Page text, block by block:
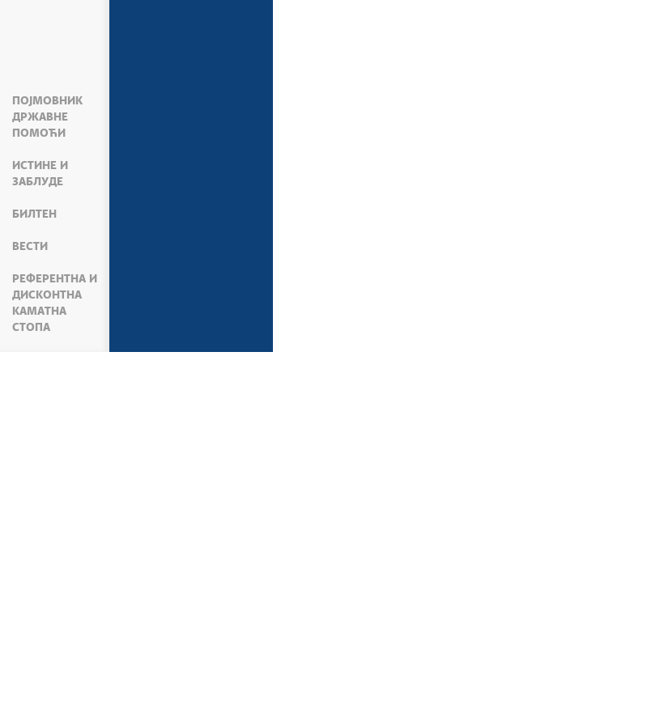
ПОЈМОВНИК
ДРЖАВНЕ
ПОМОЋИ
ИСТИНЕ И
ЗАБЛУДЕ
БИЛТЕН
ВЕСТИ
РЕФЕРЕНТНА И
ДИСКОНТНА
КАМАТНА
СТОПА